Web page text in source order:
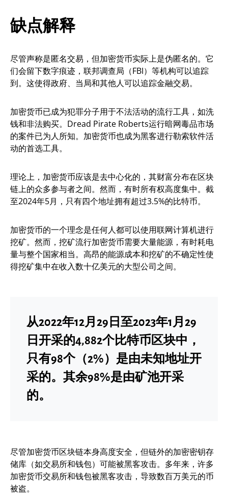
缺点解释
尽管声称是匿名交易，但加密货币实际上是伪匿名的。它
们会留下数字痕迹，联邦调查局（FBI）等机构可以追踪
到。这使得政府、当局和其他人可以追踪金融交易。
加密货币已成为犯罪分子用于不法活动的流行工具，如洗
钱和非法购买。Dread Pirate Roberts运行暗网毒品市场
的案件已为人所知。加密货币也成为黑客进行勒索软件活
动的首选工具。
理论上，加密货币应该是去中心化的，其财富分布在区块
链上的众多参与者之间。然而，有时所有权高度集中。截
至2024年5月，只有四个地址拥有超过3.5%的比特币。
加密货币的一个理念是任何人都可以使用联网计算机进行
挖矿。然而，挖矿流行加密货币需要大量能源，有时耗电
量与整个国家相当。高昂的能源成本和挖矿的不确定性使
得挖矿集中在收入数十亿美元的大型公司之间。
从2022年12月29日至2023年1月29
日开采的4,882个比特币区块中，
只有98个（2%）是由未知地址开
采的。其余98%是由矿池开采
的。
尽管加密货币区块链本身高度安全，但链外的加密密钥存
储库（如交易所和钱包）可能被黑客攻击。多年来，许多
加密货币交易所和钱包被黑客攻击，导致数百万美元的币
被盗。